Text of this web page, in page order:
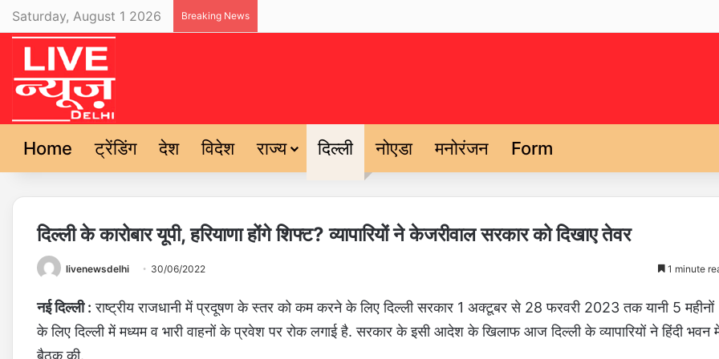
Saturday, August 1 2026 Breaking News
Home ट्रेंडिंग देश विदेश राज्य दिल्ली नोएडा मनोरंजन Form
दिल्ली के कारोबार यूपी, हरियाणा होंगे शिफ्ट? व्यापारियों ने केजरीवाल सरकार को दिखाए तेवर
livenewsdelhi 30/06/2022 1 minute
नई दिल्ली : राष्ट्रीय राजधानी में प्रदूषण के स्तर को कम करने के लिए दिल्ली सरकार 1 अक्टूबर से 28 फरवरी 2023 तक यानी 5 महीनों
के लिए दिल्ली में मध्यम व भारी वाहनों के प्रवेश पर रोक लगाई है. सरकार के इसी आदेश के खिलाफ आज दिल्ली के व्यापारियों ने हिंदी भवन
बैठक की.